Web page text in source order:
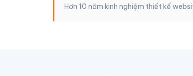
Hơn 10 năm kinh nghiệm thiết kế